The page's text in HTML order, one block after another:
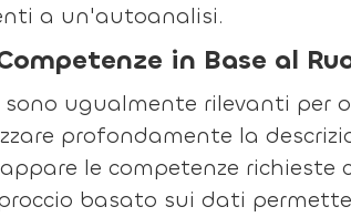
a un'autoanalisi.
in Base al
ugualmente rilevanti per
profondamente la
le competenze
basato sui dati